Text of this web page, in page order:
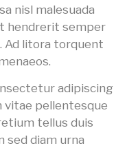
nisl malesuada
hendrerit semper
Ad litora torquent
adipiscing
vitae pellentesque
tellus duis
sed diam urna